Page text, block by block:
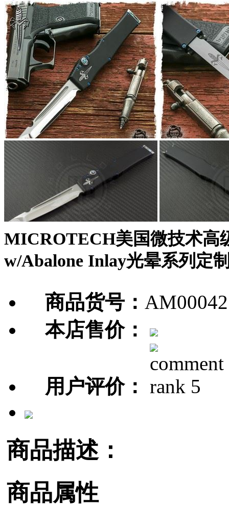
MICROTECH美国微技术高
w/Abalone Inlay光晕系列定
商品货号：
本店售价：
用户评价：
商品描述：
商品属性